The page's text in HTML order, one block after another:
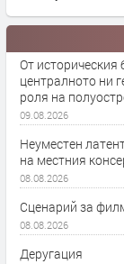
От
централното ни
роля на
09.08.2026
Неуместен
на местния
08.08.2026
Сценарий за
08.08.2026
Деругация